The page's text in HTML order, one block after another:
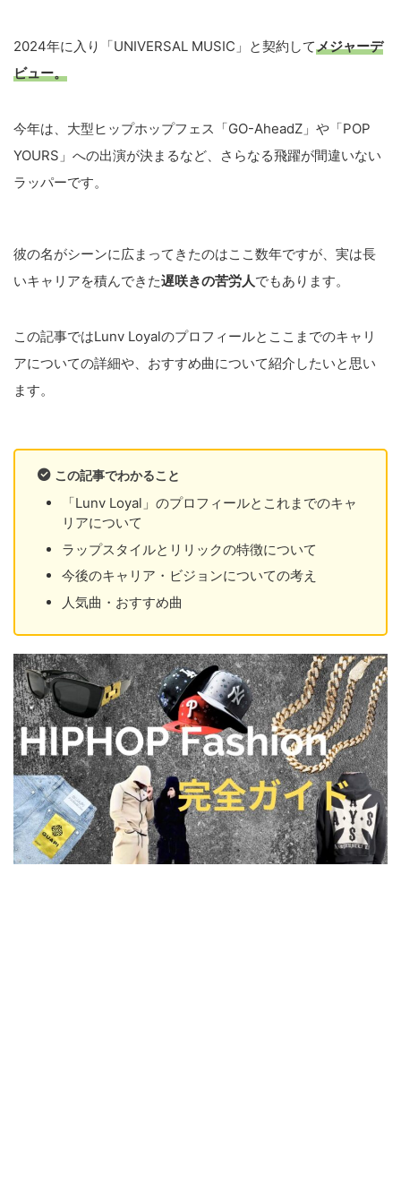
2024年に入り「UNIVERSAL MUSIC」と契約してメジャーデ
ビュー。
今年は、大型ヒップホップフェス「GO-AheadZ」や「POP
YOURS」への出演が決まるなど、さらなる飛躍が間違いない
ラッパーです。
彼の名がシーンに広まってきたのはここ数年ですが、実は長
いキャリアを積んできた遅咲きの苦労人でもあります。
この記事ではLunv Loyalのプロフィールとここまでのキャリ
アについての詳細や、おすすめ曲について紹介したいと思い
ます。
この記事でわかること
「Lunv Loyal」のプロフィールとこれまでのキャ
リアについて
ラップスタイルとリリックの特徴について
今後のキャリア・ビジョンについての考え
人気曲・おすすめ曲